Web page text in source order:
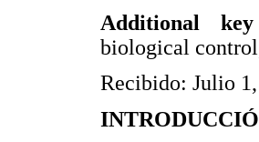
Additional
biological
Recibido: Julio